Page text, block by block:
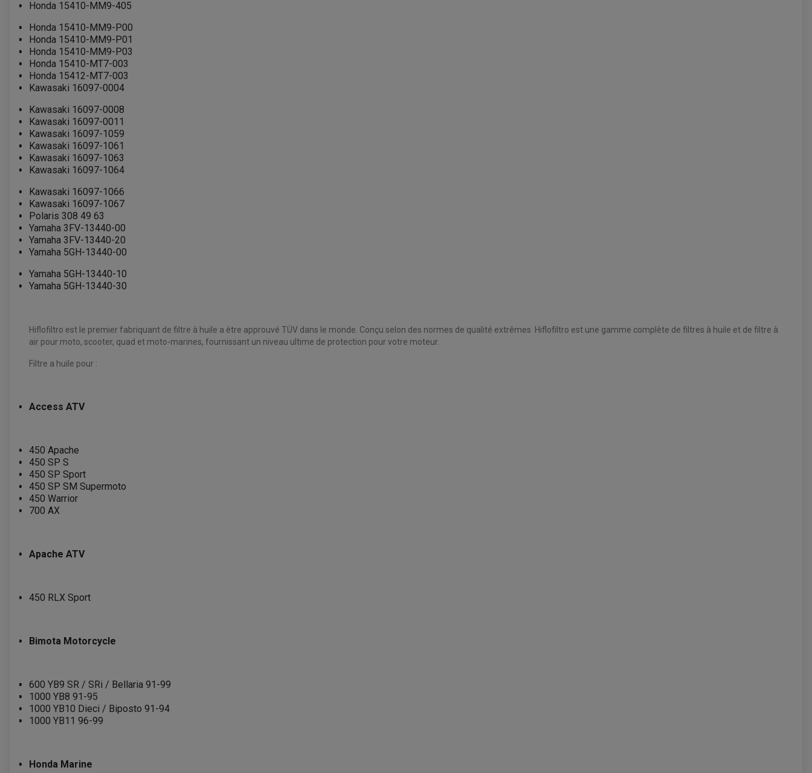
Honda 15410-MM9-405
Honda 15410-MM9-P00
Honda 15410-MM9-P01
Honda 15410-MM9-P03
Honda 15410-MT7-003
Honda 15412-MT7-003
Kawasaki 16097-0004
Kawasaki 16097-0008
Kawasaki 16097-0011
Kawasaki 16097-1059
Kawasaki 16097-1061
Kawasaki 16097-1063
Kawasaki 16097-1064
Kawasaki 16097-1066
Kawasaki 16097-1067
Polaris 308 49 63
Yamaha 3FV-13440-00
Yamaha 3FV-13440-20
Yamaha 5GH-13440-00
Yamaha 5GH-13440-10
Yamaha 5GH-13440-30
Hiflofiltro est le premier fabriquant de filtre à huile a être approuvé TÜV dans le monde. Conçu selon des normes de qualité extrêmes Hiflofiltro est une gamme complète de filtres à huile et de filtre à
air pour moto, scooter, quad et moto-marines, fournissant un niveau ultime de protection pour votre moteur.
Filtre a huile pour :
Access ATV
450 Apache
450 SP S
450 SP Sport
450 SP SM Supermoto
450 Warrior
700 AX
Apache ATV
450 RLX Sport
Bimota Motorcycle
600 YB9 SR / SRi / Bellaria 91-99
1000 YB8 91-95
1000 YB10 Dieci / Biposto 91-94
1000 YB11 96-99
Honda Marine